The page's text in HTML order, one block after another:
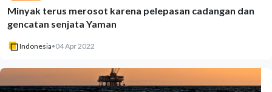
Minyak terus merosot karena pelepasan cadangan dan
gencatan senjata Yaman
Indonesia•04 Apr 2022